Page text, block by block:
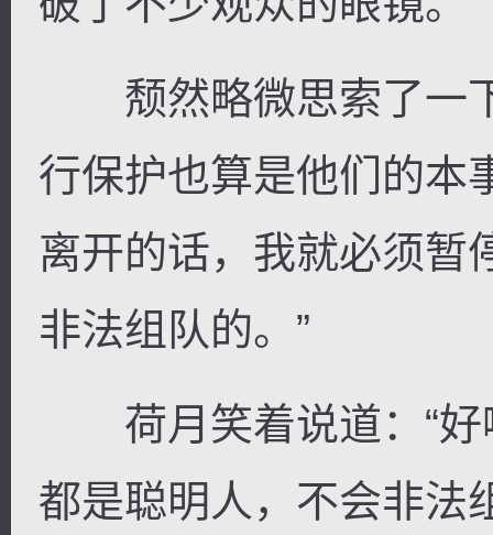
颓然略微思索了一下
行保护也算是他们的本
离开的话，我就必须暂
非法组队的。”
荷月笑着说道：“好
都是聪明人，不会非法